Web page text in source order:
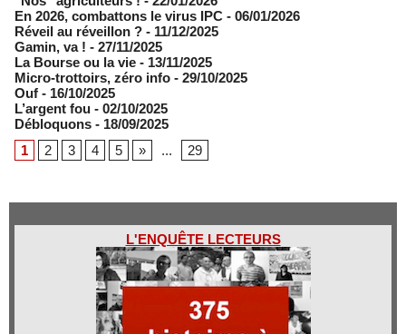
En 2026, combattons le virus IPC - 06/01/2026
Réveil au réveillon ? - 11/12/2025
Gamin, va ! - 27/11/2025
​La Bourse ou la vie - 13/11/2025
Micro-trottoirs, zéro info - 29/10/2025
Ouf - 16/10/2025
L’argent fou - 02/10/2025
Débloquons - 18/09/2025
1
2 3 4 5 » ... 29
L'ENQUÊTE LECTEURS